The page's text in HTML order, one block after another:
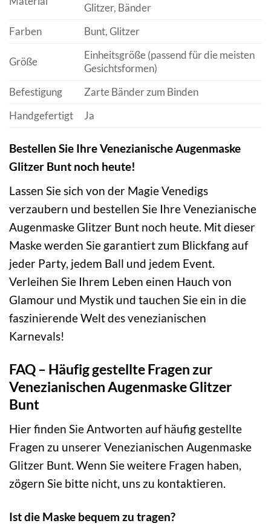
Glitzer, Bänder
Farben
Bunt, Glitzer
Größe
Einheitsgröße (passend für die meisten
Gesichtsformen)
Befestigung
Zarte Bänder zum Binden
Handgefertigt
Ja
Bestellen Sie Ihre Venezianische Augenmaske
Glitzer Bunt noch heute!
Lassen Sie sich von der Magie Venedigs
verzaubern und bestellen Sie Ihre Venezianische
Augenmaske Glitzer Bunt noch heute. Mit dieser
Maske werden Sie garantiert zum Blickfang auf
jeder Party, jedem Ball und jedem Event.
Verleihen Sie Ihrem Leben einen Hauch von
Glamour und Mystik und tauchen Sie ein in die
faszinierende Welt des venezianischen
Karnevals!
FAQ – Häufig gestellte Fragen zur
Venezianischen Augenmaske Glitzer
Bunt
Hier finden Sie Antworten auf häufig gestellte
Fragen zu unserer Venezianischen Augenmaske
Glitzer Bunt. Wenn Sie weitere Fragen haben,
zögern Sie bitte nicht, uns zu kontaktieren.
Ist die Maske bequem zu tragen?